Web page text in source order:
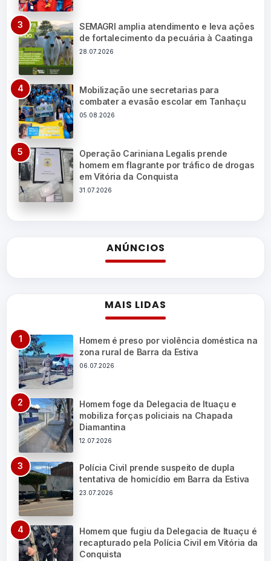
SEMAGRI amplia atendimento e leva ações
de fortalecimento da pecuária à Caatinga
28.07.2026
Mobilização une secretarias para
combater a evasão escolar em Tanhaçu
05.08.2026
Operação Cariniana Legalis prende
homem em flagrante por tráfico de drogas
em Vitória da Conquista
31.07.2026
ANÚNCIOS
MAIS LIDAS
Homem é preso por violência doméstica na
zona rural de Barra da Estiva
06.07.2026
Homem foge da Delegacia de Ituaçu e
mobiliza forças policiais na Chapada
Diamantina
12.07.2026
Polícia Civil prende suspeito de dupla
tentativa de homicídio em Barra da Estiva
23.07.2026
Homem que fugiu da Delegacia de Ituaçu é
recapturado pela Polícia Civil em Vitória da
Conquista